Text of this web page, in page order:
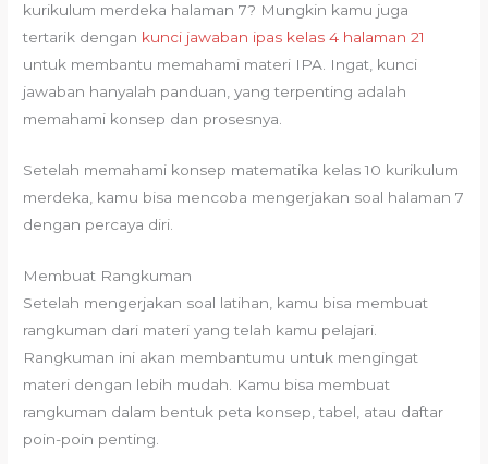
kurikulum merdeka halaman 7? Mungkin kamu juga
tertarik dengan kunci jawaban ipas kelas 4 halaman 21
untuk membantu memahami materi IPA. Ingat, kunci
jawaban hanyalah panduan, yang terpenting adalah
memahami konsep dan prosesnya.
Setelah memahami konsep matematika kelas 10 kurikulum
merdeka, kamu bisa mencoba mengerjakan soal halaman 7
dengan percaya diri.
Membuat Rangkuman
Setelah mengerjakan soal latihan, kamu bisa membuat
rangkuman dari materi yang telah kamu pelajari.
Rangkuman ini akan membantumu untuk mengingat
materi dengan lebih mudah. Kamu bisa membuat
rangkuman dalam bentuk peta konsep, tabel, atau daftar
poin-poin penting.